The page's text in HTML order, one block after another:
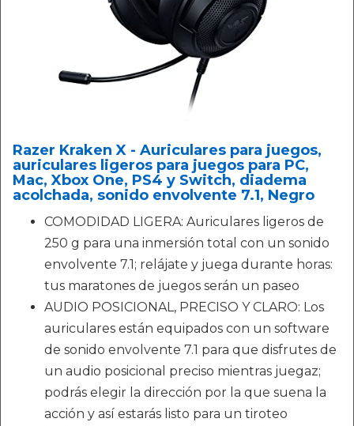
Razer Kraken X - Auriculares para juegos,
auriculares ligeros para juegos para PC,
Mac, Xbox One, PS4 y Switch, diadema
acolchada, sonido envolvente 7.1, Negro
COMODIDAD LIGERA: Auriculares ligeros de
250 g para una inmersión total con un sonido
envolvente 7.1; relájate y juega durante horas:
tus maratones de juegos serán un paseo
AUDIO POSICIONAL, PRECISO Y CLARO: Los
auriculares están equipados con un software
de sonido envolvente 7.1 para que disfrutes de
un audio posicional preciso mientras juegaz;
podrás elegir la dirección por la que suena la
acción y así estarás listo para un tiroteo